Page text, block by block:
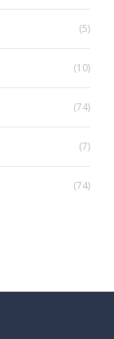
(5)
(10)
(74)
(7)
(74)